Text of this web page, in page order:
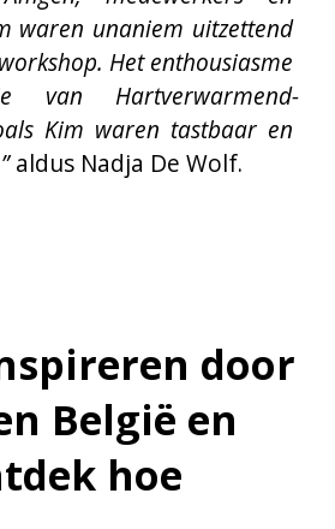
met ons op via
voor meer
op maat.
contact
biedt een belangrijke